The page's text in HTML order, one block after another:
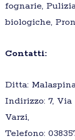
fognarie,
biologiche,
Contatti:
Ditta:
Indirizzo: 7, Via
Varzi,
Telefono: